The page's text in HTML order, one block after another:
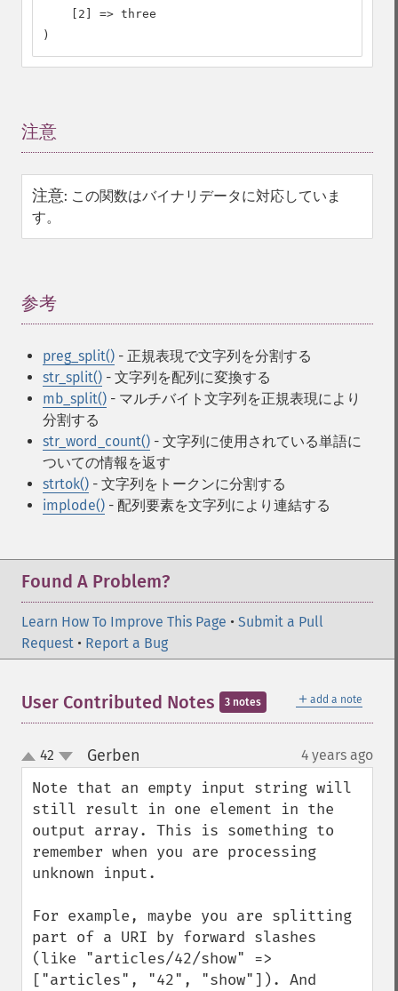
    [2] => three
)
注意
注意: この関数はバイナリデータに対応していま
す。
参考
preg_split() - 正規表現で文字列を分割する
str_split() - 文字列を配列に変換する
mb_split() - マルチバイト文字列を正規表現により
分割する
str_word_count() - 文字列に使用されている単語に
ついての情報を返す
strtok() - 文字列をトークンに分割する
implode() - 配列要素を文字列により連結する
Found A Problem?
Learn How To Improve This Page • Submit a Pull
Request • Report a Bug
＋ add a note
User Contributed Notes 3 notes
up
down
42 Gerben 4 years ago
Note that an empty input string will
still result in one element in the
output array. This is something to
remember when you are processing
unknown input.
For example, maybe you are splitting
part of a URI by forward slashes
(like "articles/42/show" =>
["articles", "42", "show"]). And